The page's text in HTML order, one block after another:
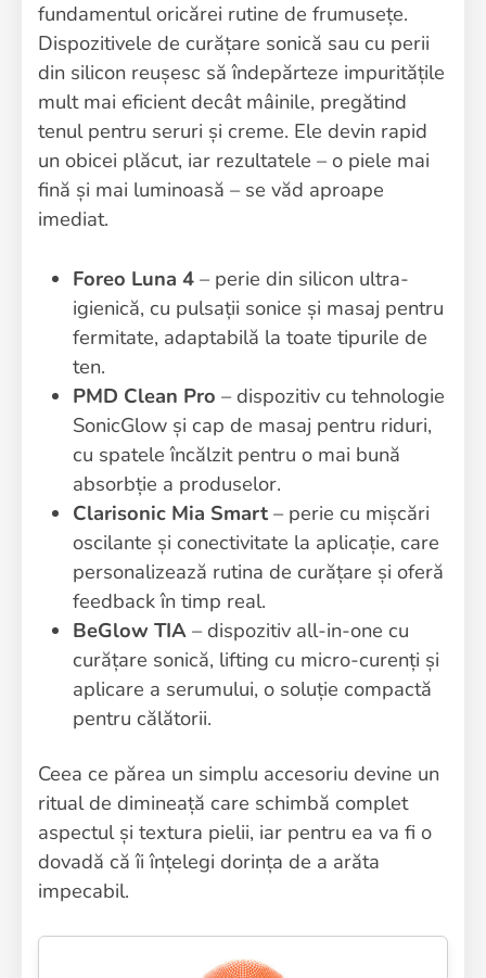
fundamentul oricărei rutine de frumusețe.
Dispozitivele de curățare sonică sau cu perii
din silicon reușesc să îndepărteze impuritățile
mult mai eficient decât mâinile, pregătind
tenul pentru seruri și creme. Ele devin rapid
un obicei plăcut, iar rezultatele – o piele mai
fină și mai luminoasă – se văd aproape
imediat.
Foreo Luna 4 – perie din silicon ultra-
igienică, cu pulsații sonice și masaj pentru
fermitate, adaptabilă la toate tipurile de
ten.
PMD Clean Pro – dispozitiv cu tehnologie
SonicGlow și cap de masaj pentru riduri,
cu spatele încălzit pentru o mai bună
absorbție a produselor.
Clarisonic Mia Smart – perie cu mișcări
oscilante și conectivitate la aplicație, care
personalizează rutina de curățare și oferă
feedback în timp real.
BeGlow TIA – dispozitiv all-in-one cu
curățare sonică, lifting cu micro-curenți și
aplicare a serumului, o soluție compactă
pentru călătorii.
Ceea ce părea un simplu accesoriu devine un
ritual de dimineață care schimbă complet
aspectul și textura pielii, iar pentru ea va fi o
dovadă că îi înțelegi dorința de a arăta
impecabil.